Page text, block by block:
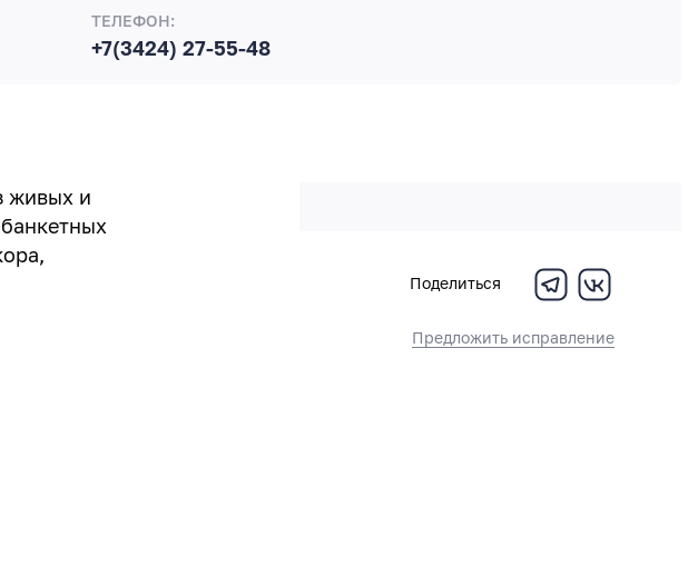
ТЕЛЕФОН:
+7(3424) 27-55-48
живых и
Поделиться
Предложить исправление